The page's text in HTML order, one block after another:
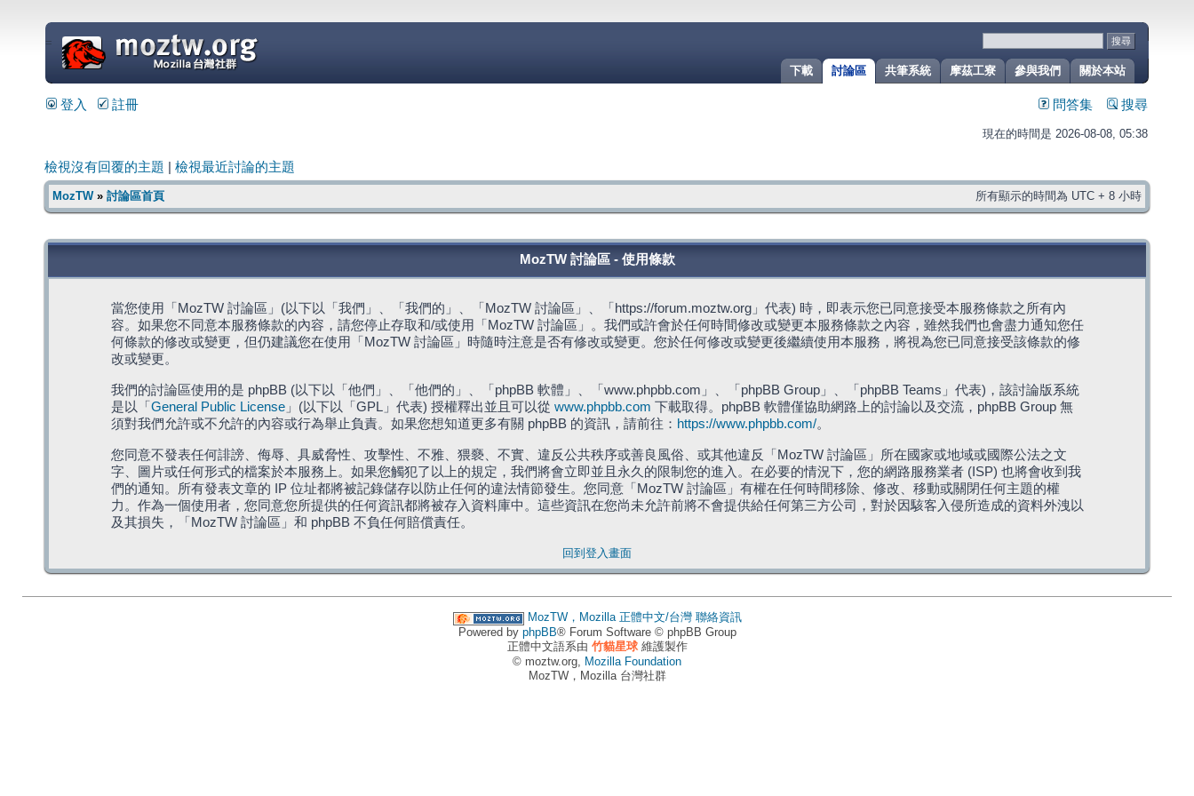
關於本站
參與我們
摩茲工寮
共筆系統
討論區
下載
=
登入 註冊 問答集 搜尋
現在的時間是 2026-08-08, 05:38
檢視沒有回覆的主題 檢視最近討論的主題
MozTW» 討論區首頁 所有顯示的時間為 UTC + 8 小時
MozTW 討論區 - 使用條款
當您使用「MozTW 討論區」(以下以「我們」、「我們的」、「MozTW 討論區」、「https://forum.moztw.org」代表) 時，即表示您已同意接受本服務條款之所有內
容。如果您不同意本服務條款的內容，請您停止存取和/或使用「MozTW 討論區」。我們或許會於任何時間修改或變更本服務條款之內容，雖然我們也會盡力通知您任
何條款的修改或變更，但仍建議您在使用「MozTW 討論區」時隨時注意是否有修改或變更。您於任何修改或變更後繼續使用本服務，將視為您已同意接受該條款的修
改或變更。
我們的討論區使用的是 phpBB (以下以「他們」、「他們的」、「phpBB 軟體」、「www.phpbb.com」、「phpBB Group」、「phpBB Teams」代表)，該討論版系統
是以「 General Public License」(以下以「GPL」代表) 授權釋出並且可以從 www.phpbb.com 下載取得。phpBB 軟體僅協助網路上的討論以及交流，phpBB Group 無
須對我們允許或不允許的內容或行為舉止負責。如果您想知道更多有關 phpBB 的資訊，請前往： https://www.phpbb.com/。
您同意不發表任何誹謗、侮辱、具威脅性、攻擊性、不雅、猥褻、不實、違反公共秩序或善良風俗、或其他違反「MozTW 討論區」所在國家或地域或國際公法之文
字、圖片或任何形式的檔案於本服務上。如果您觸犯了以上的規定，我們將會立即並且永久的限制您的進入。在必要的情況下，您的網路服務業者 (ISP) 也將會收到我
們的通知。所有發表文章的 IP 位址都將被記錄儲存以防止任何的違法情節發生。您同意「MozTW 討論區」有權在任何時間移除、修改、移動或關閉任何主題的權
力。作為一個使用者，您同意您所提供的任何資訊都將被存入資料庫中。這些資訊在您尚未允許前將不會提供給任何第三方公司，對於因駭客入侵所造成的資料外洩以
及其損失，「MozTW 討論區」和 phpBB 不負任何賠償責任。
回到登入畫面
MozTW，Mozilla 正體中文/台灣 聯絡資訊
Powered by phpBB® Forum Software © phpBB Group
正體中文語系由 竹貓星球維護製作
© moztw.org, Mozilla Foundation
MozTW，Mozilla 台灣社群